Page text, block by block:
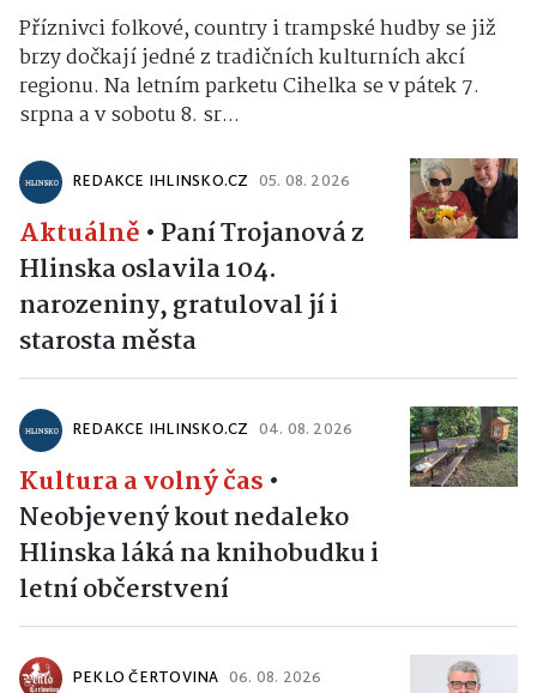
Příznivci folkové, country i trampské hudby se již
brzy dočkají jedné z tradičních kulturních akcí
regionu. Na letním parketu Cihelka se v pátek 7.
srpna a v sobotu 8. sr...
REDAKCE IHLINSKO.CZ 05. 08. 2026
Aktuálně • Paní Trojanová z
Hlinska oslavila 104.
narozeniny, gratuloval jí i
starosta města
REDAKCE IHLINSKO.CZ 04. 08. 2026
Kultura a volný čas •
Neobjevený kout nedaleko
Hlinska láká na knihobudku i
letní občerstvení
PEKLO ČERTOVINA 06. 08. 2026